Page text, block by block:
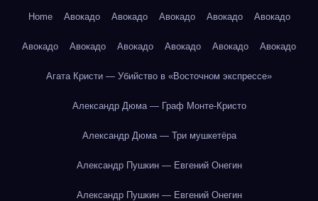
Home Авокадо Авокадо Авокадо Авокадо Авокадо
Авокадо Авокадо Авокадо Авокадо Авокадо Авокадо
Агата Кристи — Убийство в «Восточном экспрессе»
Александр Дюма — Граф Монте-Кристо
Александр Дюма — Три мушкетёра
Александр Пушкин — Евгений Онегин
Александр Пушкин — Евгений Онегин